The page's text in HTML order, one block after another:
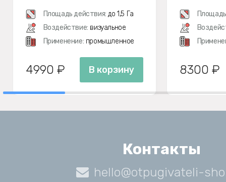
Площадь действия: до 1,5 Га
Воздействие: визуальное
Применение: промышленное
4990 ₽ В корзину 8300 ₽
Контакты
hello@otpugivateli-